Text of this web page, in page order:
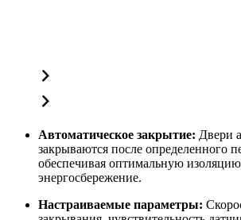
Автоматическое закрытие: Двери
закрываются после определенного
обеспечивая оптимальную
энергосбережение.
Настраиваемые параметры: